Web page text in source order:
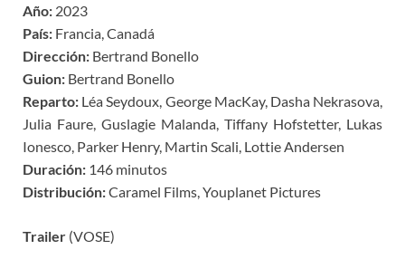
Año: 2023
País: Francia, Canadá
Dirección: Bertrand Bonello
Guion: Bertrand Bonello
Reparto: Léa Seydoux, George MacKay, Dasha Nekrasova,
Julia Faure, Guslagie Malanda, Tiffany Hofstetter, Lukas
Ionesco, Parker Henry, Martin Scali, Lottie Andersen
Duración: 146 minutos
Distribución:Caramel Films, Youplanet Pictures
Trailer (VOSE)